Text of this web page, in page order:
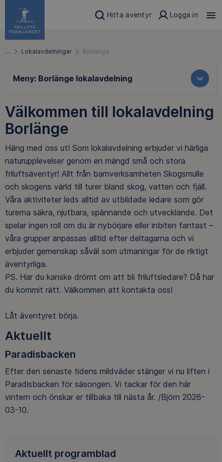
Hitta äventyr Logga in
… Lokalavdelningar Borlänge
Meny: Borlänge lokalavdelning
Välkommen till lokalavdelning
Borlänge
Häng med oss ut! Som lokalavdelning erbjuder vi härliga
naturupplevelser genom en mängd små och stora
friluftsäventyr! Allt från barnverksamheten Skogsmulle
och skogens värld till turer bland skog, vatten och fjäll.
Våra aktiviteter leds alltid av utbildade ledare som gör
turerna säkra, njutbara, spännande och utvecklande. Det
spelar ingen roll om du är nybörjare eller inbiten fantast –
våra grupper anpassas alltid efter deltagarna och vi
erbjuder gemenskap såväl som utmaningar för de riktigt
äventyrliga.
PS. Har du kanske drömt om att bli friluftsledare? Då har
du kommit rätt. Välkommen att kontakta oss!
Låt äventyret börja.
Aktuellt
Paradisbacken
Efter den senaste tidens mildväder stänger vi nu liften i
Paradisbacken för säsongen. Vi tackar för den här
vintern och önskar er tillbaka till nästa år. /Björn 2026-
03-10.
Aktuellt programblad